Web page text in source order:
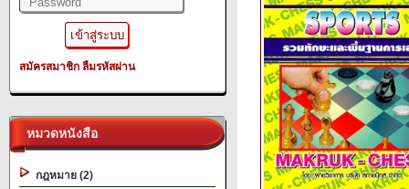
สมัครสมาชิก ลืมรหัสผ่าน
หมวดหนังสือ
กฎหมาย (2)